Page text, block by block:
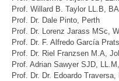
Prof. Willard B. Taylor LL.B,
Prof. Dr. Dale Pinto, Perth
Prof. Dr. Lorenz Jarass MSc,
Prof. Dr. F. Alfredo García
Prof. Dr. Riel Franzsen M.A,
Prof. Adrian Sawyer SJD,
Prof. Dr. Dr. Edoardo Traversa,